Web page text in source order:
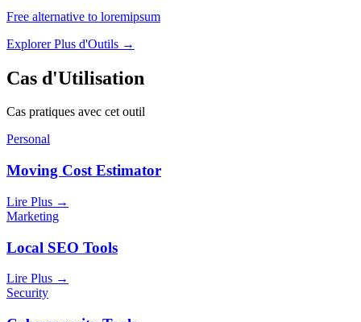
Free alternative to loremipsum
Explorer Plus d'Outils →
Cas d'Utilisation
Cas pratiques avec cet outil
Personal
Moving Cost Estimator
Lire Plus →
Marketing
Local SEO Tools
Lire Plus →
Security